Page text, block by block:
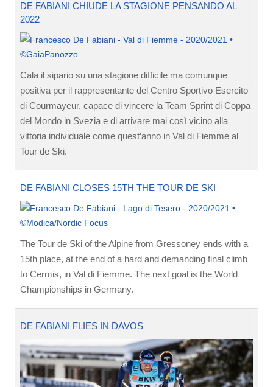
DE FABIANI CHIUDE LA STAGIONE PENSANDO AL
2022
Cala il sipario su una stagione difficile ma comunque
positiva per il rappresentante del Centro Sportivo Esercito
di Courmayeur, capace di vincere la Team Sprint di Coppa
del Mondo in Svezia e di arrivare mai così vicino alla
vittoria individuale come quest’anno in Val di Fiemme al
Tour de Ski.
DE FABIANI CLOSES 15TH THE TOUR DE SKI
The Tour de Ski of the Alpine from Gressoney ends with a
15th place, at the end of a hard and demanding final climb
to Cermis, in Val di Fiemme. The next goal is the World
Championships in Germany.
DE FABIANI FLIES IN DAVOS